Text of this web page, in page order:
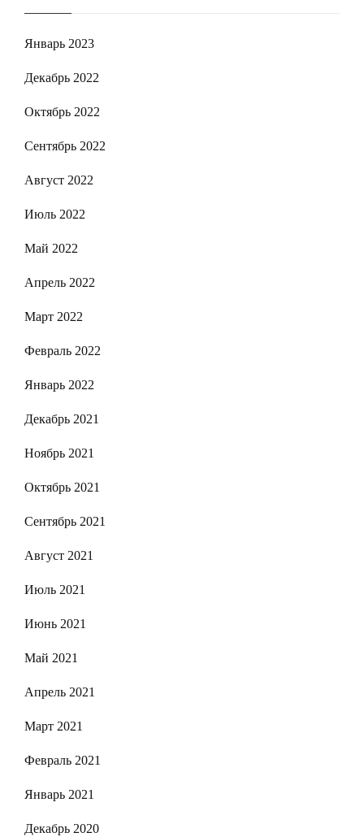
Январь 2023
Декабрь 2022
Октябрь 2022
Сентябрь 2022
Август 2022
Июль 2022
Май 2022
Апрель 2022
Март 2022
Февраль 2022
Январь 2022
Декабрь 2021
Ноябрь 2021
Октябрь 2021
Сентябрь 2021
Август 2021
Июль 2021
Июнь 2021
Май 2021
Апрель 2021
Март 2021
Февраль 2021
Январь 2021
Декабрь 2020